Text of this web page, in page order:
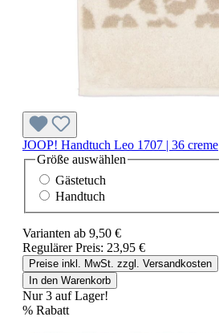
JOOP! Handtuch Leo 1707 | 36 creme
Größe auswählen
Gästetuch
Handtuch
Varianten ab 9,50 €
Regulärer Preis: 23,95 €
Preise inkl. MwSt. zzgl. Versandkosten
In den Warenkorb
Nur 3 auf Lager!
% Rabatt